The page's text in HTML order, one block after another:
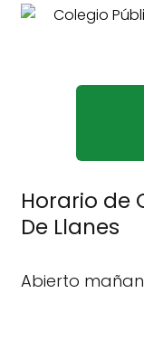
Horario de
De Llanes
Abierto